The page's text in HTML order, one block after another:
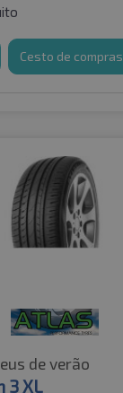
Cesto de compras
de verão
3 XL